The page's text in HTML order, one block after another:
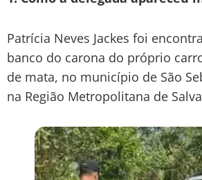
Patrícia Neves Jackes foi
banco do carona do próprio
de mata, no município de São
na Região Metropolitana de